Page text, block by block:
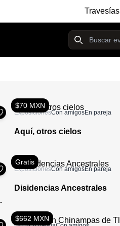
Travesías
$70 MXN
ExposicionesCon amigosEn pareja
Aquí, otros cielos
Gratis
ExposicionesCon amigosEn pareja
Disidencias Ancestrales
$662 MXN